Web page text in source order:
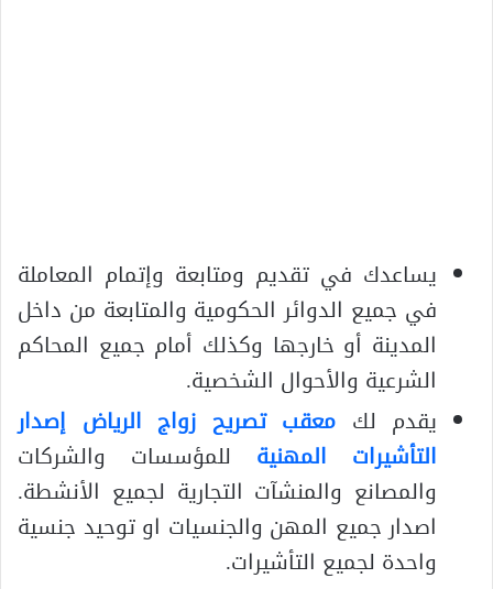
يساعدك في تقديم ومتابعة وإتمام المعاملة
في جميع الدوائر الحكومية والمتابعة من داخل
المدينة أو خارجها وكذلك أمام جميع المحاكم
الشرعية والأحوال الشخصية.
يقدم لك معقب تصريح زواج الرياض إصدار
التأشيرات المهنية للمؤسسات والشركات
والمصانع والمنشآت التجارية لجميع الأنشطة.
اصدار جميع المهن والجنسيات او توحيد جنسية
واحدة لجميع التأشيرات.